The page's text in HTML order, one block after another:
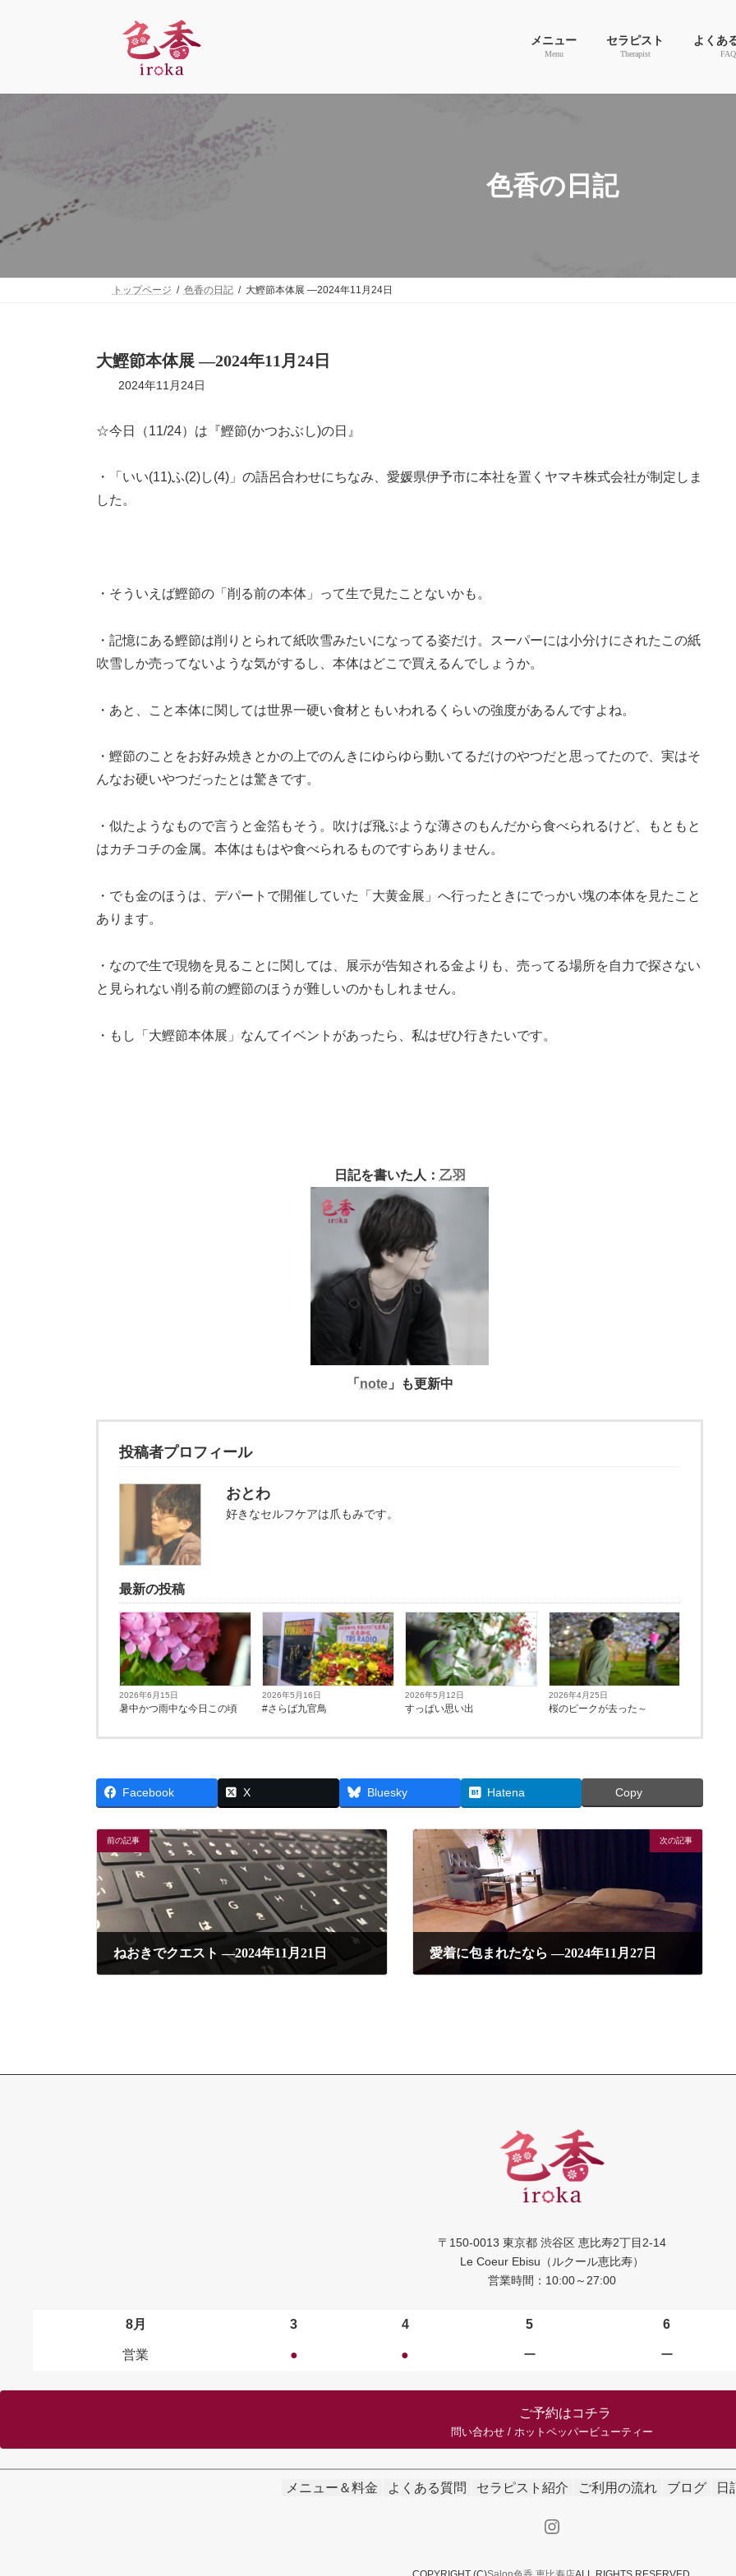
へ
プ
ョ
動
メニュー
Menu
セラピスト
Therapist
よくあ
FAQ
色香の日記
トップページ 色香の日記 大鰹節本体展 ―2024年11月24日
大鰹節本体展 ―2024年11月24日
2024年11月24日
☆今日（11/24）は『鰹節(かつおぶし)の日』
・「いい(11)ふ(2)し(4)」の語呂合わせにちなみ、愛媛県伊予市に本社を置くヤマキ株式会社が制定しま
した。
・そういえば鰹節の「削る前の本体」って生で見たことないかも。
・記憶にある鰹節は削りとられて紙吹雪みたいになってる姿だけ。スーパーには小分けにされたこの紙
吹雪しか売ってないような気がするし、本体はどこで買えるんでしょうか。
・あと、こと本体に関しては世界一硬い食材ともいわれるくらいの強度があるんですよね。
・鰹節のことをお好み焼きとかの上でのんきにゆらゆら動いてるだけのやつだと思ってたので、実はそ
んなお硬いやつだったとは驚きです。
・似たようなもので言うと金箔もそう。吹けば飛ぶような薄さのもんだから食べられるけど、もともと
はカチコチの金属。本体はもはや食べられるものですらありません。
・でも金のほうは、デパートで開催していた「大黄金展」へ行ったときにでっかい塊の本体を見たこと
あります。
・なので生で現物を見ることに関しては、展示が告知される金よりも、売ってる場所を自力で探さない
と見られない削る前の鰹節のほうが難しいのかもしれません。
・もし「大鰹節本体展」なんてイベントがあったら、私はぜひ行きたいです。
日記を書いた人： 乙羽
「 note」も更新中
投稿者プロフィール
おとわ
好きなセルフケアは爪もみです。
最新の投稿
2026年6月15日
暑中かつ雨中な今日この頃
2026年5月16日
#さらば九官鳥
2026年5月12日
すっぱい思い出
2026年4月25日
桜のピークが去った～
Facebook X Bluesky Hatena Copy
前の記事
ねおきでクエスト ―2024年11月21日
次の記事
愛着に包まれたなら ―2024年11月27日
〒150-0013 東京都 渋谷区 恵比寿2丁目2-14
Le Coeur Ebisu（ルクール恵比寿）
営業時間：10:00～27:00
8月 3 4 5 6
営業 ● ● ー ー
ご予約はコチラ
問い合わせ / ホットペッパービューティー
メニュー＆料金 よくある質問 セラピスト紹介 ご利用の流れ ブログ 日
Instagram